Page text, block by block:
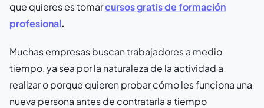
que quieres es tomarcursos gratis de formación
profesional.
Muchas empresas buscan trabajadores a medio
tiempo, ya sea por la naturaleza de la actividad a
realizar o porque quieren probar cómo les funciona una
nueva persona antes de contratarla a tiempo